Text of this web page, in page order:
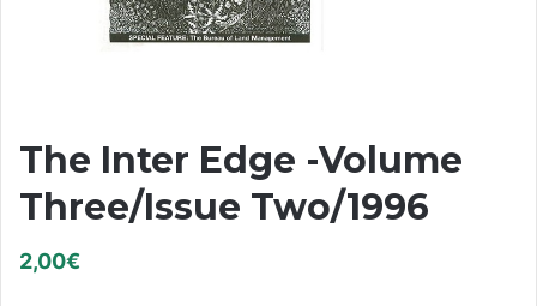
The Inter Edge -Volume
Three/Issue Two/1996
2,00€